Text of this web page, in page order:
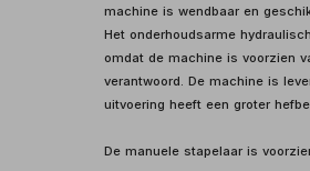
machine is wendbaar en
Het onderhoudsarme
omdat de machine is voorzien
verantwoord. De machine is
uitvoering heeft een groter
De manuele stapelaar is